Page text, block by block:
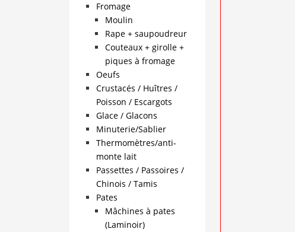
Fromage
Moulin
Rape + saupoudreur
Couteaux + girolle +
piques à fromage
Oeufs
Crustacés / Huîtres /
Poisson / Escargots
Glace / Glacons
Minuterie/Sablier
Thermomètres/anti-
monte lait
Passettes / Passoires /
Chinois / Tamis
Pates
Mâchines à pates
(Laminoir)